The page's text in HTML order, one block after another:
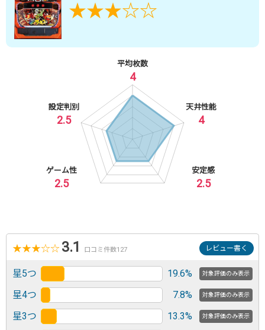
★★★☆☆
4
平均枚数
4
天井性能
2.5
安定感
2.5
ゲーム性
2.5
設定判別
★★★☆☆ 3.1 口コミ件数127 レビュー書く
星5つ 19.6% 対象評価のみ表示
星4つ 7.8% 対象評価のみ表示
星3つ 13.3% 対象評価のみ表示